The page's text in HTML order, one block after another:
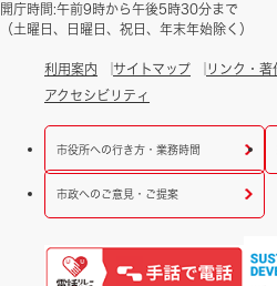
開庁時間:午前9時から午後5時30分まで
（土曜日、日曜日、祝日、年末年始除く）
利用案内 サイトマップ リンク・著
アクセシビリティ
市役所への行き方・業務時間
市政へのご意見・ご提案